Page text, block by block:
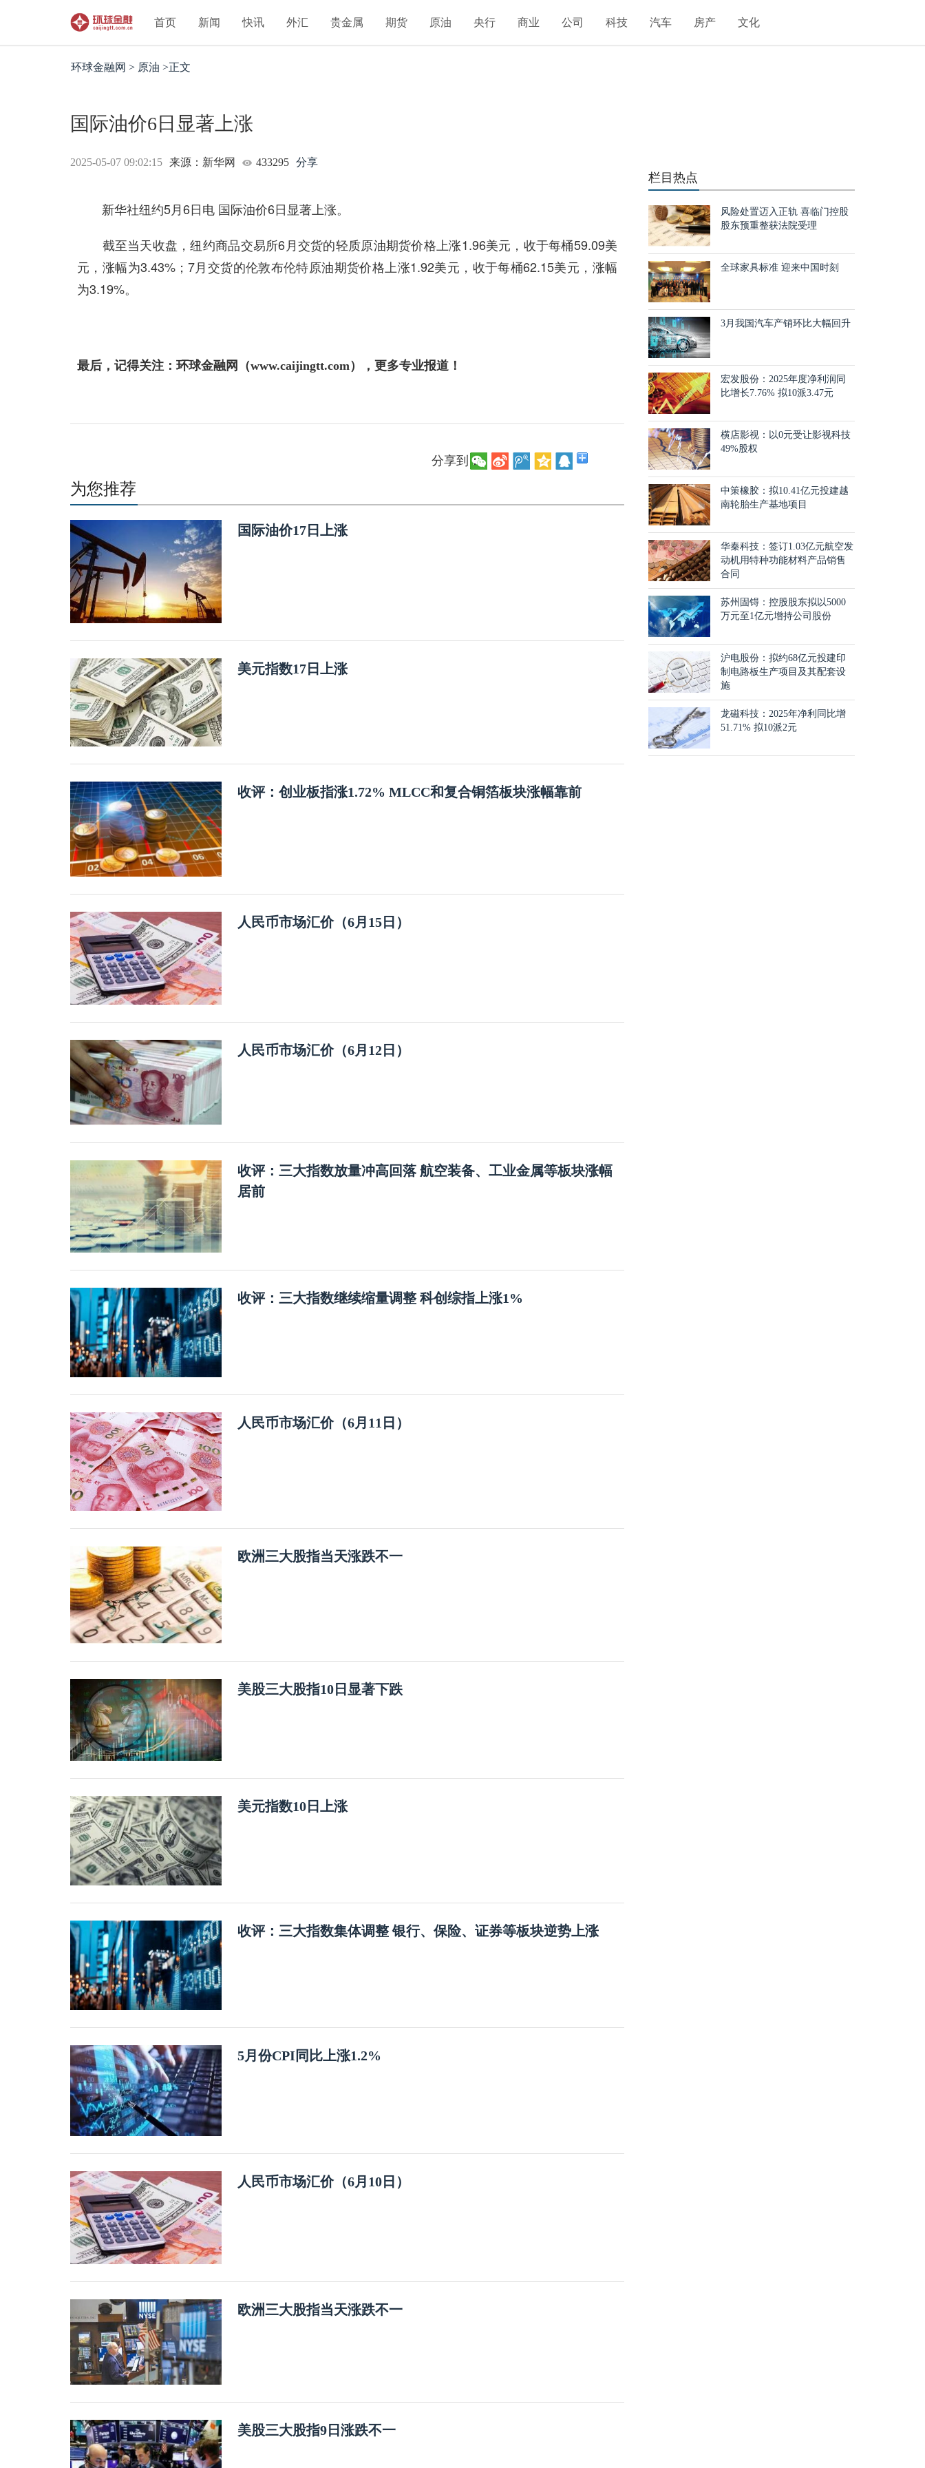
首页 新闻 快讯 外汇 贵金属 期货 原油 央行 商业 公司 科技 汽车 房产 文化
环球金融网 > 原油 >正文
国际油价6日显著上涨
2025-05-07 09:02:15 来源：新华网 433295 分享
新华社纽约5月6日电 国际油价6日显著上涨。
截至当天收盘，纽约商品交易所6月交货的轻质原油期货价格上涨1.96美元，收于每桶59.09美
元，涨幅为3.43%；7月交货的伦敦布伦特原油期货价格上涨1.92美元，收于每桶62.15美元，涨幅
为3.19%。
最后，记得关注：环球金融网（www.caijingtt.com），更多专业报道！
分享到：
为您推荐
国际油价17日上涨
美元指数17日上涨
收评：创业板指涨1.72% MLCC和复合铜箔板块涨幅靠前
人民币市场汇价（6月15日）
人民币市场汇价（6月12日）
收评：三大指数放量冲高回落 航空装备、工业金属等板块涨幅
居前
收评：三大指数继续缩量调整 科创综指上涨1%
人民币市场汇价（6月11日）
欧洲三大股指当天涨跌不一
美股三大股指10日显著下跌
美元指数10日上涨
收评：三大指数集体调整 银行、保险、证券等板块逆势上涨
5月份CPI同比上涨1.2%
人民币市场汇价（6月10日）
欧洲三大股指当天涨跌不一
美股三大股指9日涨跌不一
栏目热点
风险处置迈入正轨 喜临门控股
股东预重整获法院受理
全球家具标准 迎来中国时刻
3月我国汽车产销环比大幅回升
宏发股份：2025年度净利润同
比增长7.76% 拟10派3.47元
横店影视：以0元受让影视科技
49%股权
中策橡胶：拟10.41亿元投建越
南轮胎生产基地项目
华秦科技：签订1.03亿元航空发
动机用特种功能材料产品销售
合同
苏州固锝：控股股东拟以5000
万元至1亿元增持公司股份
沪电股份：拟约68亿元投建印
制电路板生产项目及其配套设
施
龙磁科技：2025年净利同比增
51.71% 拟10派2元